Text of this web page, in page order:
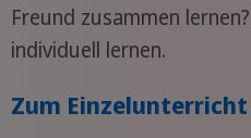
Freund zusammen
individuell lernen.
Zum